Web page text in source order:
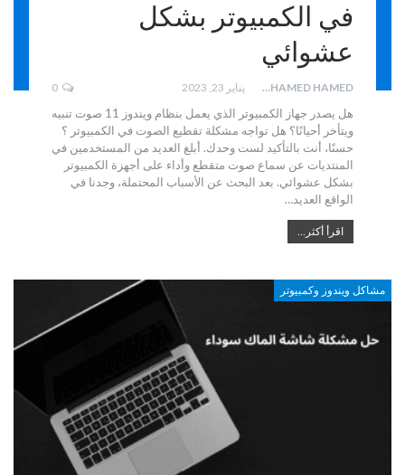
في الكمبيوتر بشكل
عشوائي
MOHAMED HAMED يناير 23, 2023 0
هل يصدر جهاز الكمبيوتر الذي يعمل بنظام ويندوز 11 صوت تنبيه
ويتأخر أحيانًا؟ هل تواجه مشكلة تقطيع الصوت في الكمبيوتر ؟
حسنًا، أنت بالتأكيد لست وحدك. أبلغ العديد من المستخدمين في
المنتديات عن سماع صوت متقطع وأداء على أجهزة الكمبيوتر
بشكل عشوائي. بعد البحث عن الأسباب المحتملة، وجدنا في
الواقع العديد…
اقرأ أكثر...
مشاكل ويندوز وكمبيوتر